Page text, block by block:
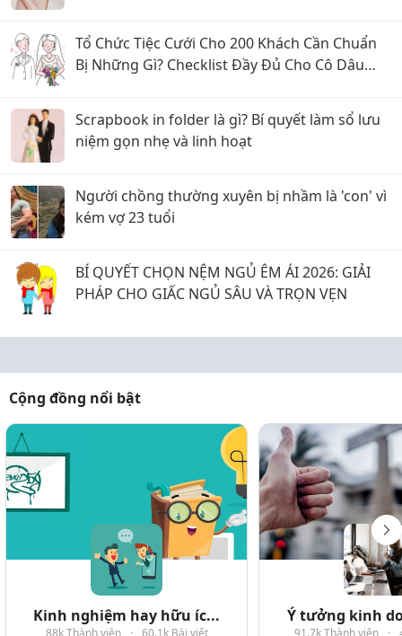
Tổ Chức Tiệc Cưới Cho 200 Khách Cần Chuẩn
Bị Những Gì? Checklist Đầy Đủ Cho Cô Dâu
Scrapbook in folder là gì? Bí quyết làm sổ lưu
niệm gọn nhẹ và linh hoạt
Người chồng thường xuyên bị nhầm là 'con' vì
kém vợ 23 tuổi
BÍ QUYẾT CHỌN NỆM NGỦ ÊM ÁI 2026: GIẢI
PHÁP CHO GIẤC NGỦ SÂU VÀ TRỌN VẸN
Cộng đồng nổi bật
Kinh nghiệm hay hữu íc... Ý tưởng kinh